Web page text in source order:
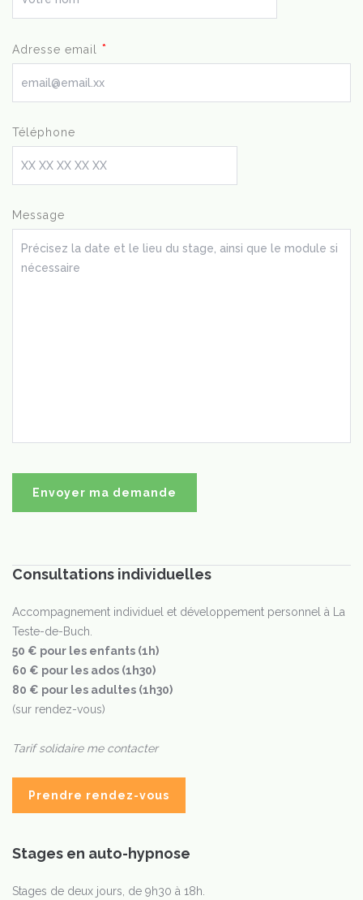
Adresse email *
Téléphone
Message
Consultations individuelles
Accompagnement individuel et développement personnel à La
Teste-de-Buch.
50 € pour les enfants (1h)
60 € pour les ados (1h30)
80 € pour les adultes (1h30)
(sur rendez-vous)
Tarif solidaire me contacter
Prendre rendez-vous
Stages en auto-hypnose
Stages de deux jours, de 9h30 à 18h.